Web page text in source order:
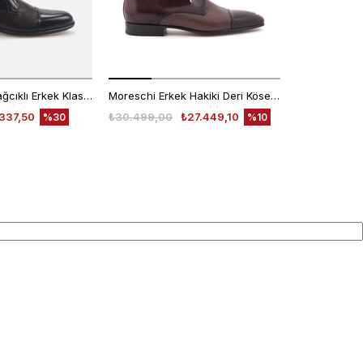
Kemal Tanca Bağcıklı Erkek Klasik Ayakkabı 7453
%30
Moreschi Erkek Hakiki Deri Kösele Taban Kahverengi Klasik Ayakkabı
₺27.449,10
₺30.499,00 %10